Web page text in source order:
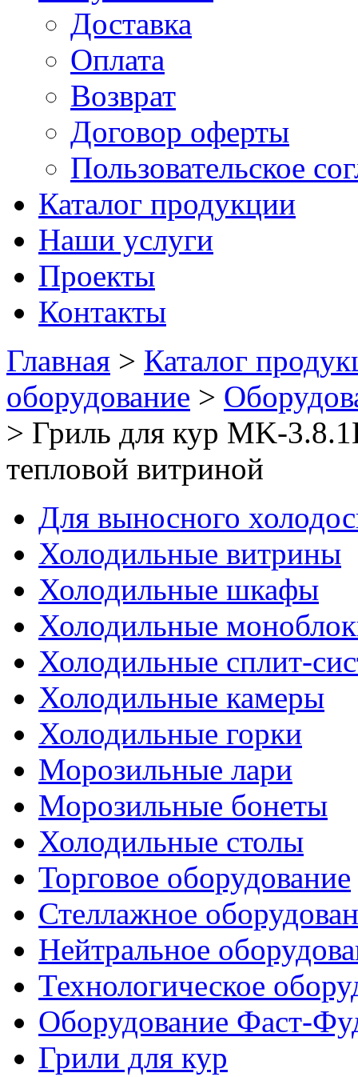
Доставка
Оплата
Возврат
Договор оферты
Пользовательское
Каталог продукции
Наши услуги
Проекты
Контакты
Главная > Каталог
оборудование >
> Гриль для кур MK-
тепловой витриной
Для выносного
Холодильные витрины
Холодильные шкафы
Холодильные
Холодильные сплит-
Холодильные камеры
Холодильные горки
Морозильные лари
Морозильные бонеты
Холодильные столы
Торговое оборудование
Стеллажное
Нейтральное
Технологическое
Оборудование Фаст-
Грили для кур